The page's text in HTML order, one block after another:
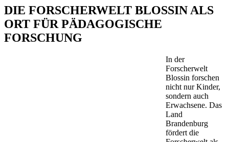
DIE FORSCHERWELT BLOSSIN ALS
ORT FÜR PÄDAGOGISCHE
FORSCHUNG
In der
Forscherwelt
Blossin forschen
nicht nur Kinder,
sondern auch
Erwachsene. Das
Land
Brandenburg
fördert die